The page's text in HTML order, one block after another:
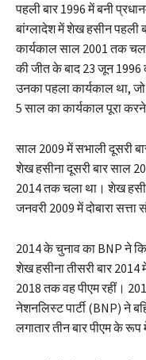
पहली बार 1996 में बनी
बांग्लादेश में शेख हसीन पहली
कार्यकाल साल 2001 तक
की जीत के बाद 23 जून 1996
उनका पहला कार्यकाल था,
5 साल का कार्यकाल पूरा करने
साल 2009 में सभाली दूसरी
शेख हसीना दूसरी बार साल
2014 तक चला था। शेख
जनवरी 2009 में दोबारा सत्ता
2014 के चुनाव का BNP ने
शेख हसीना तीसरी बार
2018 तक वह पीएम रहीं।
नेशनलिस्ट पार्टी (BNP) ने
लगातार तीन बार पीएम के